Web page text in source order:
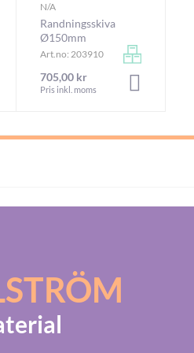
I VARUKORGEN
N/A
Randningsskiva
Ø150mm
Art.no: 203910
705,00 kr
Pris inkl. moms